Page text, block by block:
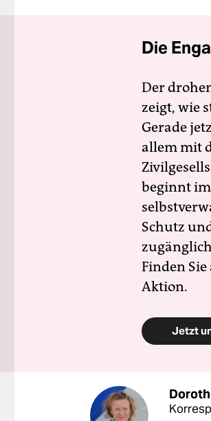
Die
Der
zeigt, wie
Gerade
allem mit
beginnt
Schutz
Finden
Aktion.
Jetzt